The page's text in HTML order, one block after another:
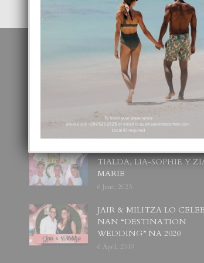
POPULAR POSTS
BODA MANSUR
3 December, 2019
UN DIA INOLVIDABEL PA
TIALDA, LIA-SOPHIE Y
MARIE
6 June, 2023
JAIR & MILITZA LO
NAN “DESTINATION
WEDDING” NA 2020
6 April, 2019